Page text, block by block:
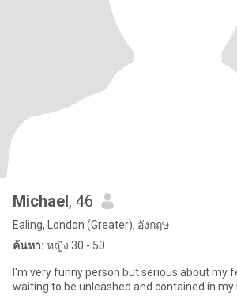
Michael, 46
Ealing, London (Greater), อังกฤษ
ค้นหา: หญิง 30 - 50
I'm very funny person but serious about my
waiting to be unleashed and contained in my